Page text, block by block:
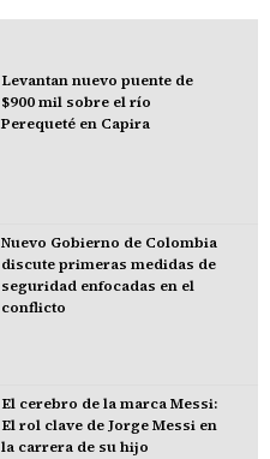
Levantan nuevo puente de
$900 mil sobre el río
Perequeté en Capira
Nuevo Gobierno de Colombia
discute primeras medidas de
seguridad enfocadas en el
conflicto
El cerebro de la marca Messi:
El rol clave de Jorge Messi en
la carrera de su hijo